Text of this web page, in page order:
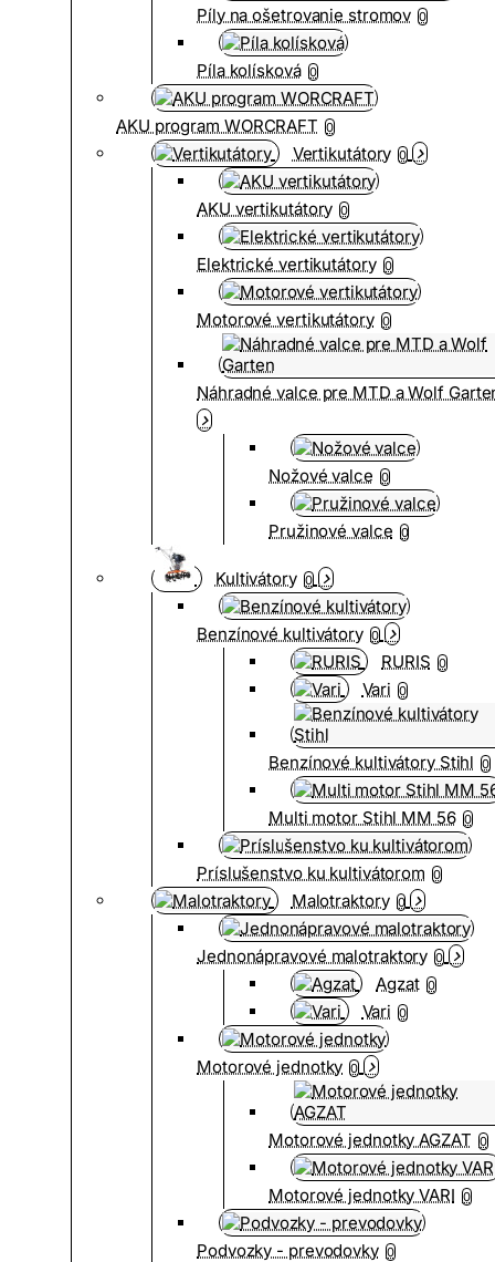
Píly na ošetrovanie stromov 0
Píla kolísková 0
AKU program WORCRAFT 0
Vertikutátory 0
AKU vertikutátory 0
Elektrické vertikutátory 0
Motorové vertikutátory 0
Náhradné valce pre MTD a Wolf
Nožové valce 0
Pružinové valce 0
Kultivátory 0
Benzínové kultivátory 0
RURIS 0
Vari 0
Benzínové kultivátory Stihl 0
Multi motor Stihl MM 56 0
Príslušenstvo ku kultivátorom 0
Malotraktory 0
Jednonápravové malotraktory 0
Agzat 0
Vari 0
Motorové jednotky 0
Motorové jednotky AGZAT 0
Motorové jednotky VARI 0
Podvozky - prevodovky 0